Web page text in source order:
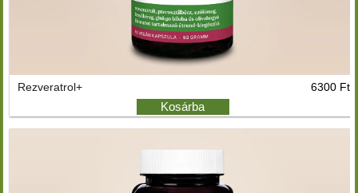
Rezveratrol+ 6300 Ft
Kosárba